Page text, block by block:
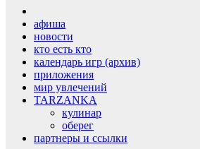
афиша
новости
кто есть кто
календарь игр (архив)
приложения
мир увлечений
TARZANKA
кулинар
оберег
партнеры и ссылки